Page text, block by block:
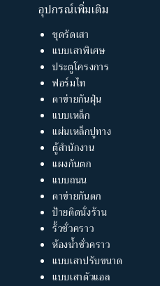
อุปกรณ์เพิ่มเติม
ชุดรัดเสา
แบบเสาพิเศษ
ประตูโครงการ
ฟอร์มไท
ตาข่ายกันฝุ่น
แบบเหล็ก
แผ่นเหล็กปูทาง
ตู้สำนักงาน
แผงกันตก
แบบถนน
ตาข่ายกันตก
ป้ายติดนั่งร้าน
รั้วชั่วคราว
ห้องน้ำชั่วคราว
แบบเสาปรับขนาด
แบบเสาตัวแอล